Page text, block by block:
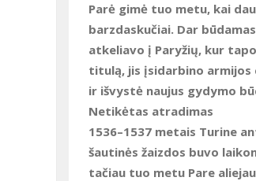
Parė gimė tuo metu, kai
barzdaskučiai. Dar
atkeliavo į Paryžių, kur
titulą, jis įsidarbino armijos
ir išvystė naujus gydymo
Netikėtas atradimas
1536–1537 metais Turine
šautinės žaizdos buvo
tačiau tuo metu Pare